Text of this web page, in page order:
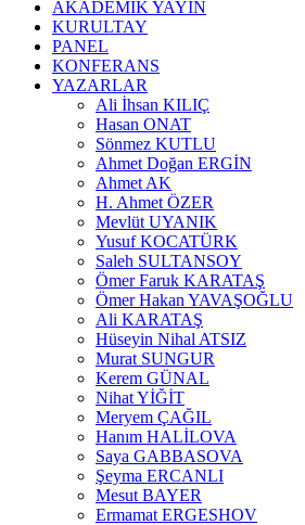
AKADEMİK YAYIN
KURULTAY
PANEL
KONFERANS
YAZARLAR
Ali İhsan KILIÇ
Hasan ONAT
Sönmez KUTLU
Ahmet Doğan ERGİN
Ahmet AK
H. Ahmet ÖZER
Mevlüt UYANIK
Yusuf KOCATÜRK
Saleh SULTANSOY
Ömer Faruk KARATAŞ
Ömer Hakan YAVAŞOĞLU
Ali KARATAŞ
Hüseyin Nihal ATSIZ
Murat SUNGUR
Kerem GÜNAL
Nihat YİĞİT
Meryem ÇAĞIL
Hanım HALİLOVA
Saya GABBASOVA
Şeyma ERCANLI
Mesut BAYER
Ermamat ERGESHOV